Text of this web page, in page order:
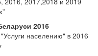
2016
населению" в 2016